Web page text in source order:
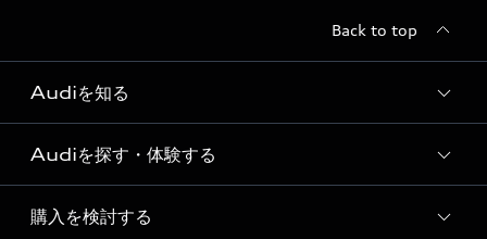
Back to top
Audiを知る
Audi ブランド
Story of Progress
Audiを探す・体験する
ディーラー検索
購入を検討する